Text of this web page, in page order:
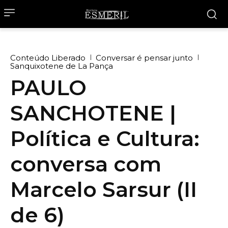
Conteúdo Liberado
Conversar é pensar junto
Sanquixotene de La Pança
PAULO
SANCHOTENE |
Política e Cultura:
conversa com
Marcelo Sarsur (II
de 6)